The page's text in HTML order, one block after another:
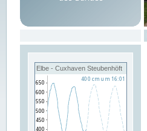
Elbe - Cuxhaven Steubenhöft